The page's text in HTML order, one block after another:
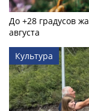
До +28 градусов
августа
Культура